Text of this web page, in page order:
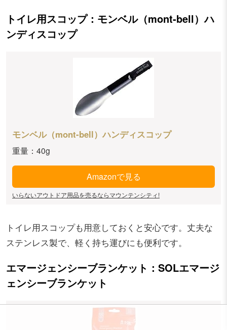
トイレ用スコップ：モンベル（mont-bell）ハ
ンディスコップ
モンベル（mont-bell）ハンディスコップ
重量：40g
Amazonで見る
いらないアウトドア用品を売るならマウンテンシティ!
トイレ用スコップも用意しておくと安心です。丈夫な
ステンレス製で、軽く持ち運びにも便利です。
エマージェンシーブランケット：SOLエマージ
ェンシーブランケット